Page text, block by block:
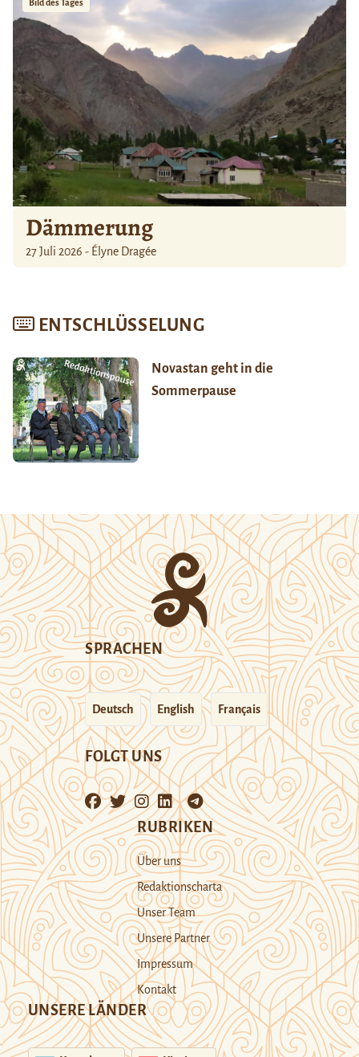
Bild des Tages
Dämmerung
27 Juli 2026 - Élyne Dragée
ENTSCHLÜSSELUNG
Novastan geht in die
Sommerpause
SPRACHEN
Deutsch English Français
FOLGT UNS
RUBRIKEN
Über uns
Redaktionscharta
Unser Team
Unsere Partner
Impressum
Kontakt
UNSERE LÄNDER